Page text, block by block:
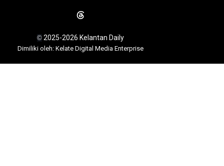
© 2025-2026 Kelantan Daily
Dimiliki oleh: Kelate Digital Media Enterprise